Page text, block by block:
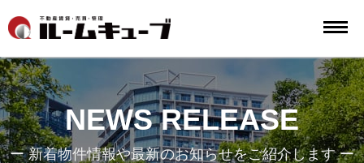
NEWS RELEASE
ー 新着物件情報や最新のお知らせをご紹介します ー